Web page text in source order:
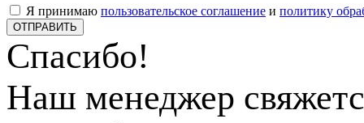
Я принимаю пользовательское соглашение и политику
ОТПРАВИТЬ
Спасибо!
Наш менеджер